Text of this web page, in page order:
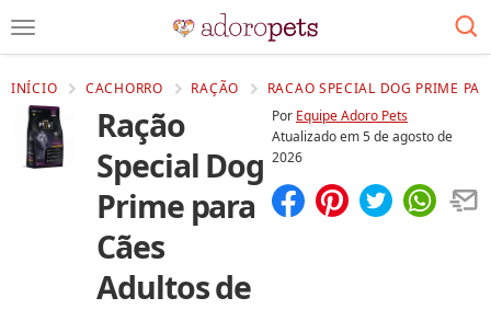
INÍCIO CACHORRO RAÇÃO RACAO SPECIAL DOG PRIME
Ração
Special Dog
Prime para
Cães
Adultos de
Por Equipe Adoro Pets
Atualizado em5 de agosto de
2026